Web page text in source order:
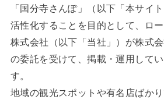
「国分寺さんぽ」（以下「本サイ
活性化することを目的として、ロ
株式会社（以下「当社」）が株式
の委託を受けて、掲載・運用して
す。
地域の観光スポットや有名店ばか